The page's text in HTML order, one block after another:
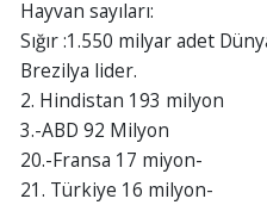
Hayvan sayıları:
Sığır :1.550 milyar adet
Brezilya lider.
2. Hindistan 193 milyon
3.-ABD 92 Milyon
20.-Fransa 17 miyon-
21. Türkiye 16 milyon-